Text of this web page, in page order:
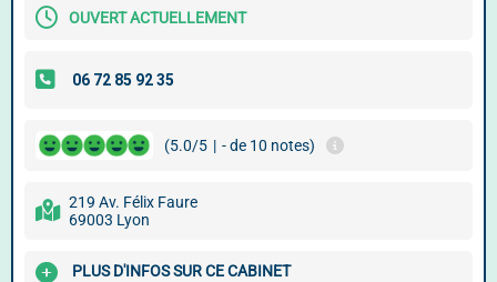
OUVERT ACTUELLEMENT
(5.0/5 | - de 10 notes)
219 Av. Félix Faure
69003 Lyon
PLUS D'INFOS SUR CE CABINET